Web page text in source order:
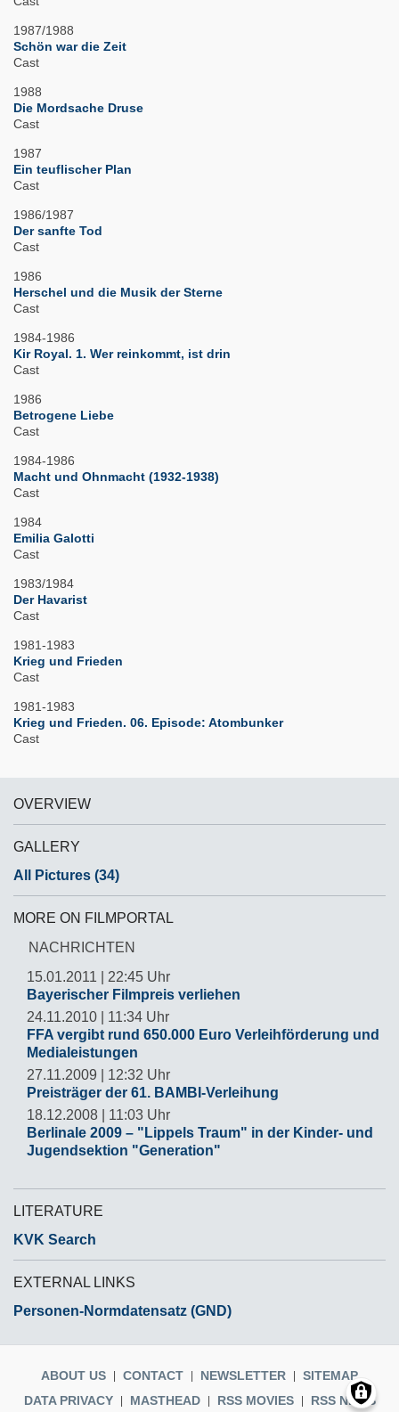
1987/1988
Schön war die Zeit
Cast
1988
Die Mordsache Druse
Cast
1987
Ein teuflischer Plan
Cast
1986/1987
Der sanfte Tod
Cast
1986
Herschel und die Musik der Sterne
Cast
1984-1986
Kir Royal. 1. Wer reinkommt, ist drin
Cast
1986
Betrogene Liebe
Cast
1984-1986
Macht und Ohnmacht (1932-1938)
Cast
1984
Emilia Galotti
Cast
1983/1984
Der Havarist
Cast
1981-1983
Krieg und Frieden
Cast
1981-1983
Krieg und Frieden. 06. Episode: Atombunker
Cast
OVERVIEW
GALLERY
All Pictures (34)
MORE ON FILMPORTAL
NACHRICHTEN
15.01.2011 | 22:45 Uhr
Bayerischer Filmpreis verliehen
24.11.2010 | 11:34 Uhr
FFA vergibt rund 650.000 Euro Verleihförderung und
Medialeistungen
27.11.2009 | 12:32 Uhr
Preisträger der 61. BAMBI-Verleihung
18.12.2008 | 11:03 Uhr
Berlinale 2009 – "Lippels Traum" in der Kinder- und
Jugendsektion "Generation"
LITERATURE
KVK Search
EXTERNAL LINKS
Personen-Normdatensatz (GND)
ABOUT US CONTACT NEWSLETTER
SITEMAP
DATA PRIVACY
MASTHEAD RSS MOVIES RSS NEWS